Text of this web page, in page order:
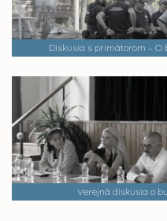
Diskusia s primátorom – O
Verejná diskusia o